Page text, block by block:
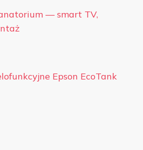
— smart TV,
Epson EcoTank